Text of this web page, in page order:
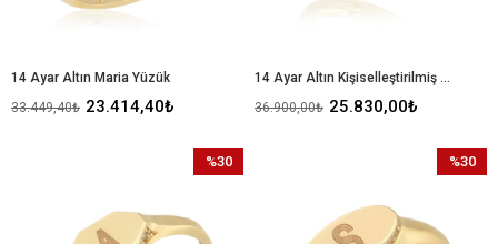
14 Ayar Altın Maria Yüzük
23.414,40₺
33.449,40₺
14 Ayar Altın Kişiselleştirilmiş Artemis Yüzük
25.830,00₺
36.900,00₺
%30
%30İndirim
%30